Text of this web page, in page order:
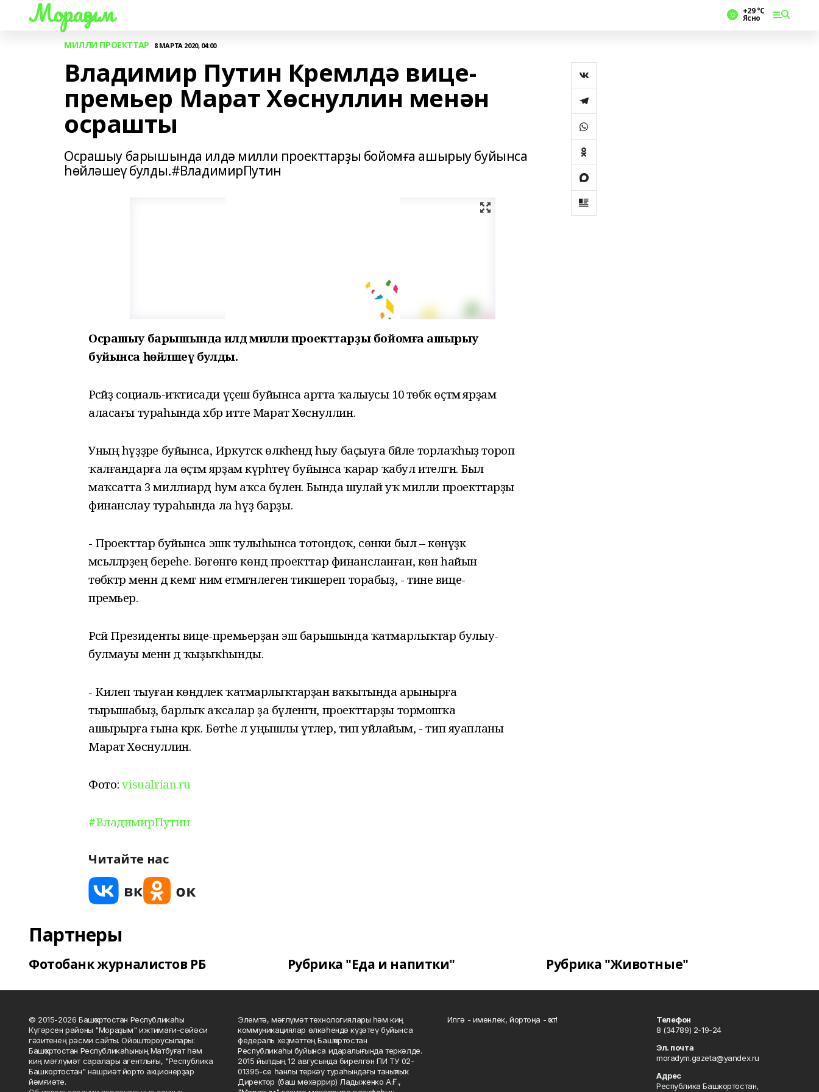
Мораҙым +29 °С
Ясно
МИЛЛИ ПРОЕКТТАР 8 МАРТА 2020, 04:00
Владимир Путин Кремлдә вице-
премьер Марат Хөснуллин менән
осрашты
Осрашыу барышында илдә милли проекттарҙы бойомға ашырыу буйынса
һөйләшеү булды.#ВладимирПутин
Осрашыу барышында илдә милли проекттарҙы бойомға ашырыу
буйынса һөйләшеү булды.
Рәсәйҙә социаль-иҡтисади үҫеш буйынса артта ҡалыусы 10 төбәк өҫтәмә ярҙам
аласағы тураһында хәбәр итте Марат Хөснуллин.
Уның һүҙҙәре буйынса, Иркутск өлкәһендә һыу баҫыуға бәйле торлаҡһыҙ тороп
ҡалғандарға ла өҫтәмә ярҙам күрһәтеү буйынса ҡарар ҡабул ителгән. Был
маҡсатта 3 миллиард һум аҡса бүленә. Бында шулай уҡ милли проекттарҙы
финанслау тураһында ла һүҙ барҙы.
- Проекттар буйынса эшкә тулыһынса тотондоҡ, сөнки был – көнүҙәк
мәсьәләләрҙең береһе. Бөгөнгө көндә проекттар финансланған, көн һайын
төбәктәр менән дә кемгә нимә етмәгәнлеген тикшереп торабыҙ, - тине вице-
премьер.
Рәсәй Президенты вице-премьерҙан эш барышында ҡатмарлыҡтар булыу-
булмауы менән дә ҡыҙыҡһынды.
- Килеп тыуған көндәлек ҡатмарлыҡтарҙан ваҡытында арынырға
тырышабыҙ, барлыҡ аҡсалар ҙа бүленгән, проекттарҙы тормошҡа
ашырырға ғына кәрәк. Бөтәһе лә уңышлы үтәлер, тип уйлайым, - тип яуапланы
Марат Хөснуллин.
Фото:visualrian.ru
#ВладимирПутин
Читайте нас
Партнеры
Фотобанк журналистов РБ Рубрика "Еда и напитки" Рубрика "Животные"
© 2015-2026 Башҡортостан Республикаһы
Күгәрсен районы "Мораҙым" ижтимағи-сәйәси
гәзитенең рәсми сайты. Ойоштороусылары:
Башҡортостан Республикаһының Матбуғат һәм
киң мәғлүмәт саралары агентлығы, "Республика
Башкортостан" нәшриәт йорто акционерҙар
йәмғиәте.
Элемтә, мәғлүмәт технологиялары һәм киң
коммуникациялар өлкәһендә күҙәтеү буйынса
федераль хеҙмәттең Башҡортостан
Республикаһы буйынса идаралығында теркәлде.
2015 йылдың 12 авгусында бирелгән ПИ ТУ 02-
01395-се һанлы теркәү тураһындағы таныҡлыҡ.
Директор (баш мөхәррир) Ладыженко А.Ғ.,
Илгә - именлек, йортоңа - ҡот!
Телефон
8 (34789) 2-19-24
Эл. почта
moradym.gazeta@yandex.ru
Адрес
Республика Башкортостан,